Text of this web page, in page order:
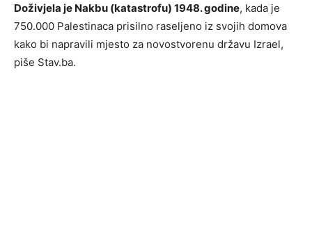
Doživjela je Nakbu (katastrofu) 1948. godine, kada je
750.000 Palestinaca prisilno raseljeno iz svojih domova
kako bi napravili mjesto za novostvorenu državu Izrael,
piše Stav.ba.